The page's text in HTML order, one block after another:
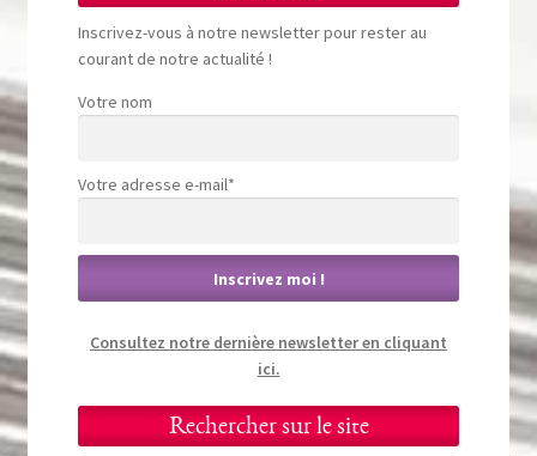
Inscrivez-vous à notre newsletter pour rester au
courant de notre actualité !
Votre nom
Votre adresse e-mail*
Consultez notre dernière newsletter en cliquant
ici.
Rechercher sur le site